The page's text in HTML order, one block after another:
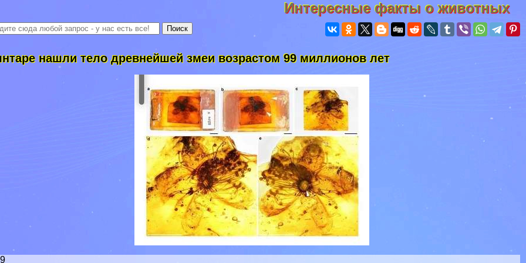
Интересные факты о животных
нашли тело древнейшей змеи возрастом 99 миллионов лет